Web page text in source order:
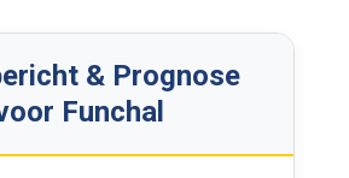
& Prognose
Funchal